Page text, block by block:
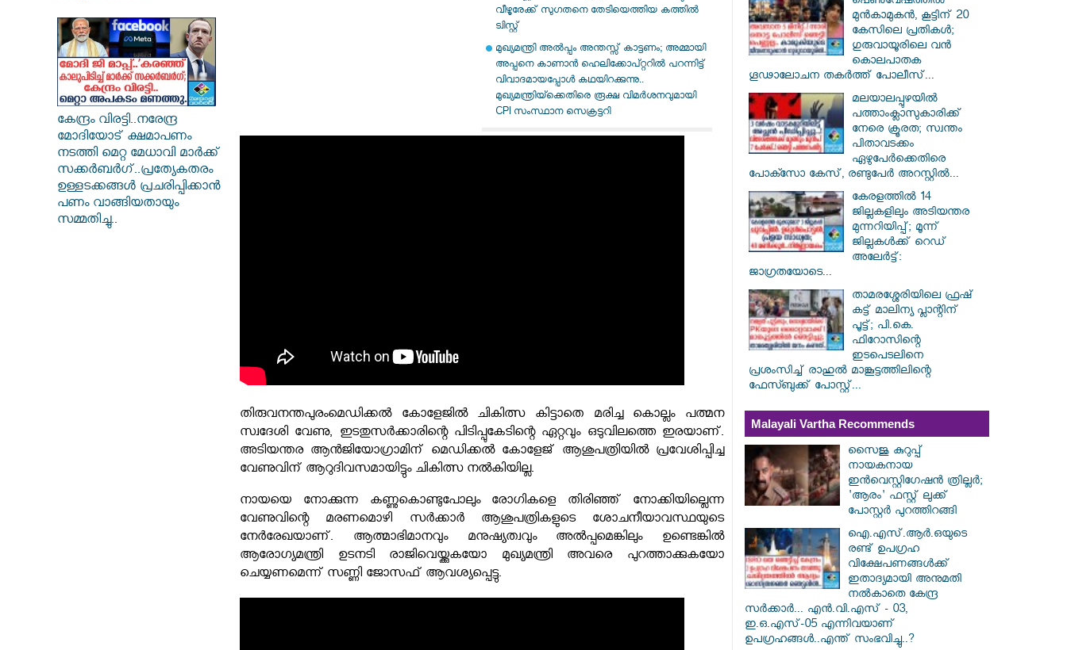
കേന്ദ്രം വിരട്ടി..നരേന്ദ്ര
മോദിയോട് ക്ഷമാപണം
നടത്തി മെറ്റ മേധാവി മാർക്ക്
സക്കർബർ​ഗ്..പ്രത്യേകതരം
ഉള്ളടക്കങ്ങൾ പ്രചരിപ്പിക്കാൻ
പണം വാങ്ങിയതായും
സമ്മതിച്ചു..
വീഴൂരേക്ക് സു​ഗതനെ തേടിയെത്തിയ കത്തിൽ
ട്വിസ്റ്റ്
മുഖ്യമന്ത്രി അൽപ്പം അന്തസ്സ് കാട്ടണം; അമ്മായി
അപ്പനെ കാണാൻ ഹെലിക്കോപ്റ്ററിൽ പറന്നിട്ട്
വിവാദമായപ്പോൾ കഥയിറക്കുന്നു..
മുഖ്യമന്ത്രിയ്ക്കെതിരെ രൂക്ഷ വിമർശനവുമായി
CPI സംസ്ഥാന സെക്രട്ടറി
തിരുവനന്തപുരംമെഡിക്കല്‍ കോളേജില്‍ ചികിത്സ കിട്ടാതെ മരിച്ച കൊല്ലം പത്മന
സ്വദേശി വേണു, ഇടതുസര്‍ക്കാരിന്റെ പിടിപ്പുകേടിന്റെ ഏറ്റവും ഒടുവിലത്തെ ഇരയാണ്.
അടിയന്തര ആന്‍ജിയോഗ്രാമിന് മെഡിക്കല്‍ കോളേജ് ആശുപത്രിയില്‍ പ്രവേശിപ്പിച്ച
വേണുവിന് ആറുദിവസമായിട്ടും ചികിത്സ നല്‍കിയില്ല.
നായയെ നോക്കുന്ന കണ്ണുകൊണ്ടുപോലും രോഗികളെ തിരിഞ്ഞ് നോക്കിയില്ലെന്ന
വേണുവിന്റെ മരണമൊഴി സര്‍ക്കാര്‍ ആശുപത്രികളുടെ ശോചനീയാവസ്ഥയുടെ
നേര്‍രേഖയാണ്. ആത്മാഭിമാനവും മനുഷ്യത്വവും അല്‍പ്പമെങ്കിലും ഉണ്ടെങ്കില്‍
ആരോഗ്യമന്ത്രി ഉടനടി രാജിവെയ്ക്കുകയോ മുഖ്യമന്ത്രി അവരെ പുറത്താക്കുകയോ
ചെയ്യണമെന്ന് സണ്ണി ജോസഫ് ആവശ്യപ്പെട്ടു.
മുൻകാമുകൻ, കൂട്ടിന് 20
കേസിലെ പ്രതികൾ;
ഗുരുവായൂരിലെ വൻ
കൊലപാതക
ഗൂഢാലോചന തകർത്ത് പോലീസ്...
മലയാലപ്പുഴയിൽ
പത്താംക്ലാസുകാരിക്ക്
നേരെ ക്രൂരത; സ്വന്തം
പിതാവടക്കം
ഏഴുപേർക്കെതിരെ
പോക്സോ കേസ്, രണ്ടുപേർ അറസ്റ്റിൽ...
കേരളത്തിൽ 14
ജില്ലകളിലും അടിയന്തര
മുന്നറിയിപ്പ്; മൂന്ന്
ജില്ലകൾക്ക് റെഡ്
അലേർട്ട്:
ജാഗ്രതയോടെ...
താമരശ്ശേരിയിലെ ഫ്രഷ്
കട്ട് മാലിന്യ പ്ലാന്റിന്
പൂട്ട്; പി.കെ.
ഫിറോസിന്റെ
ഇടപെടലിനെ
പ്രശംസിച്ച് രാഹുൽ മാങ്കൂട്ടത്തിലിന്റെ
ഫേസ്ബുക്ക് പോസ്റ്റ്...
Malayali Vartha Recommends
സൈജു കുറുപ്പ്
നായകനായ
ഇൻവെസ്റ്റിഗേഷൻ ത്രില്ലർ;
'ആരം' ഫസ്റ്റ് ലുക്ക്
പോസ്റ്റർ പുറത്തിറങ്ങി
ഐ.എസ്.ആർ.ഒയുടെ
രണ്ട് ഉപഗ്രഹ
വിക്ഷേപണങ്ങൾക്ക്
ഇതാദ്യമായി അനുമതി
നൽകാതെ കേന്ദ്ര
സർക്കാർ... എൻ.വി.എസ് - 03,
ഇ.ഒ.എസ്-05 എന്നിവയാണ്
ഉപഗ്രഹങ്ങൾ..എന്ത് സംഭവിച്ചു..?